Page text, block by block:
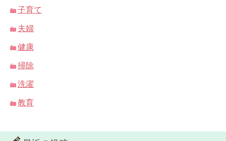
子育て
夫婦
健康
掃除
洗濯
教育